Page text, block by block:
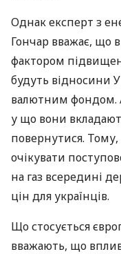
Однак експерт з
Гончар вважає, що
фактором
будуть відносини
валютним фондом.
у що вони
повернутися.
очікувати
на газ всередині
цін для українців.
Що стосується
вважають, що